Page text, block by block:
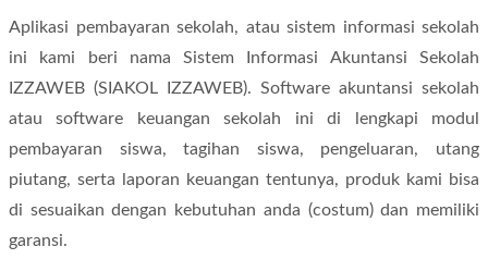
Aplikasi pembayaran sekolah, atau sistem informasi sekolah
ini kami beri nama Sistem Informasi Akuntansi Sekolah
IZZAWEB (SIAKOL IZZAWEB). Software akuntansi sekolah
atau software keuangan sekolah ini di lengkapi modul
pembayaran siswa, tagihan siswa, pengeluaran, utang
piutang, serta laporan keuangan tentunya, produk kami bisa
di sesuaikan dengan kebutuhan anda (costum) dan memiliki
garansi.